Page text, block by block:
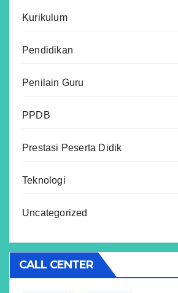
Kurikulum
Pendidikan
Penilain Guru
PPDB
Prestasi Peserta Didik
Teknologi
Uncategorized
CALL CENTER